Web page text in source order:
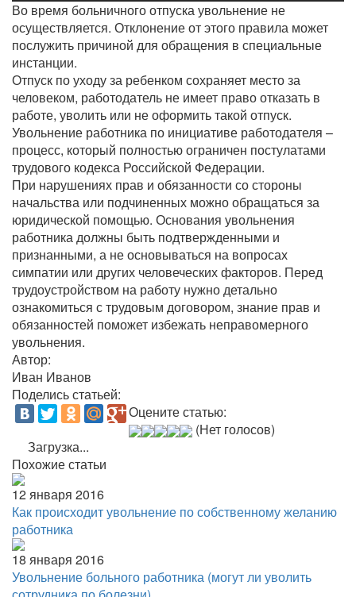
Во время больничного отпуска увольнение не
осуществляется. Отклонение от этого правила может
послужить причиной для обращения в специальные
инстанции.
Отпуск по уходу за ребенком сохраняет место за
человеком, работодатель не имеет право отказать в
работе, уволить или не оформить такой отпуск.
Увольнение работника по инициативе работодателя –
процесс, который полностью ограничен постулатами
трудового кодекса Российской Федерации.
При нарушениях прав и обязанности со стороны
начальства или подчиненных можно обращаться за
юридической помощью. Основания увольнения
работника должны быть подтвержденными и
признанными, а не основываться на вопросах
симпатии или других человеческих факторов. Перед
трудоустройством на работу нужно детально
ознакомиться с трудовым договором, знание прав и
обязанностей поможет избежать неправомерного
увольнения.
Автор:
Иван Иванов
Поделись статьей:
Оцените статью:
(Нет голосов)
Загрузка...
Похожие статьи
12 января 2016
Как происходит увольнение по собственному желанию
работника
18 января 2016
Увольнение больного работника (могут ли уволить